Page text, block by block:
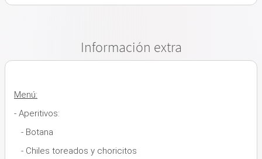
Información extra
Menú:
- Aperitivos:
- Botana
- Chiles toreados y choricitos